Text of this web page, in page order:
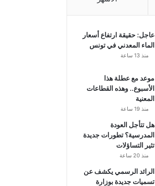
عاجل: حقيقة ارتفاع أسعار
الماء المعدني في تونس
منذ 13 ساعة
موعد مع عطلة هذا
الأسبوع.. وهذه القطاعات
المعنية
منذ 19 ساعة
هل تتأجل العودة
المدرسية؟ تطورات جديدة
تثير التساؤلات
منذ 20 ساعة
الرائد الرسمي يكشف عن
تسميات جديدة بوزارة